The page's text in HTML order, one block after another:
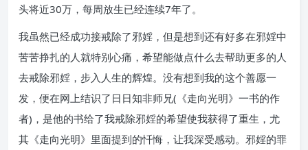
头将近30万，每周放生已经连续7年了。
我虽然已经成功接戒除了邪婬，但是想到还有好多在邪婬中
苦苦挣扎的人就特别心痛，希望能做点什么去帮助更多的人
去戒除邪婬，步入人生的辉煌。没有想到我的这个善愿一
发，便在网上结识了日日知非师兄(《走向光明》一书的作
者)，是他的书给了我戒除邪婬的希望使我获得了重生，尤
其《走向光明》里面提到的忏悔，让我深受感动。邪婬的罪